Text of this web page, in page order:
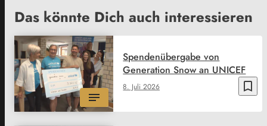
Das könnte Dich auch interessieren
bookmark_border
8. Juli 2026
Spendenübergabe von
Generation Snow an UNICEF